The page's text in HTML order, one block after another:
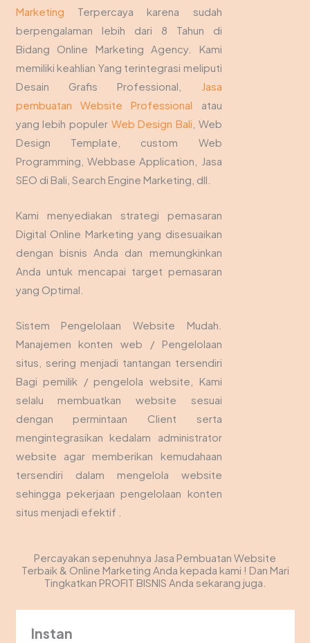
Marketing Terpercaya karena sudah
berpengalaman lebih dari 8 Tahun di
Bidang Online Marketing Agency. Kami
memiliki keahlian Yang terintegrasi meliputi
Desain Grafis Professional,
Jasa
pembuatan Website Professional atau
yang lebih populer Web Design Bali , Web
Design Template, custom Web
Programming, Webbase Application, Jasa
SEO di Bali, Search Engine Marketing, dll.
Kami menyediakan strategi pemasaran
Digital Online Marketing yang disesuaikan
dengan bisnis Anda dan memungkinkan
Anda untuk mencapai target pemasaran
yang Optimal.
Sistem Pengelolaan Website Mudah.
Manajemen konten web / Pengelolaan
situs, sering menjadi tantangan tersendiri
Bagi pemilik / pengelola website, Kami
selalu membuatkan website sesuai
dengan permintaan Client serta
mengintegrasikan kedalam administrator
website agar memberikan kemudahaan
tersendiri dalam mengelola website
sehingga pekerjaan pengelolaan konten
situs menjadi efektif .
Percayakan sepenuhnya Jasa Pembuatan Website
Terbaik & Online Marketing Anda kepada kami ! Dan Mari
Tingkatkan PROFIT BISNIS Anda sekarang juga.
Instan